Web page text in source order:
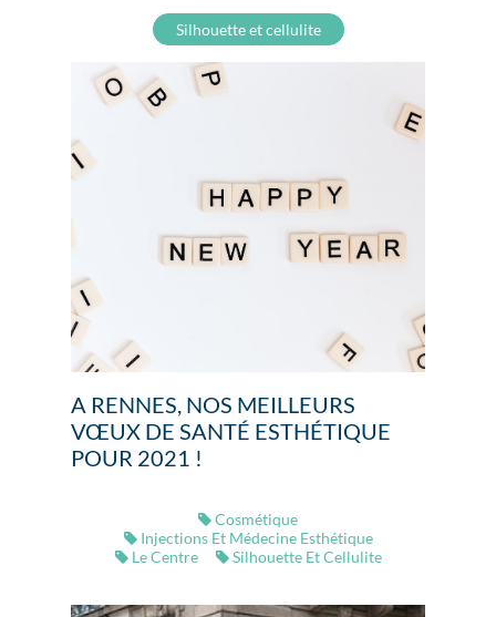
Silhouette et cellulite
A RENNES, NOS MEILLEURS
VŒUX DE SANTÉ ESTHÉTIQUE
POUR 2021 !
Cosmétique
Injections Et Médecine Esthétique
Le Centre
Silhouette Et Cellulite